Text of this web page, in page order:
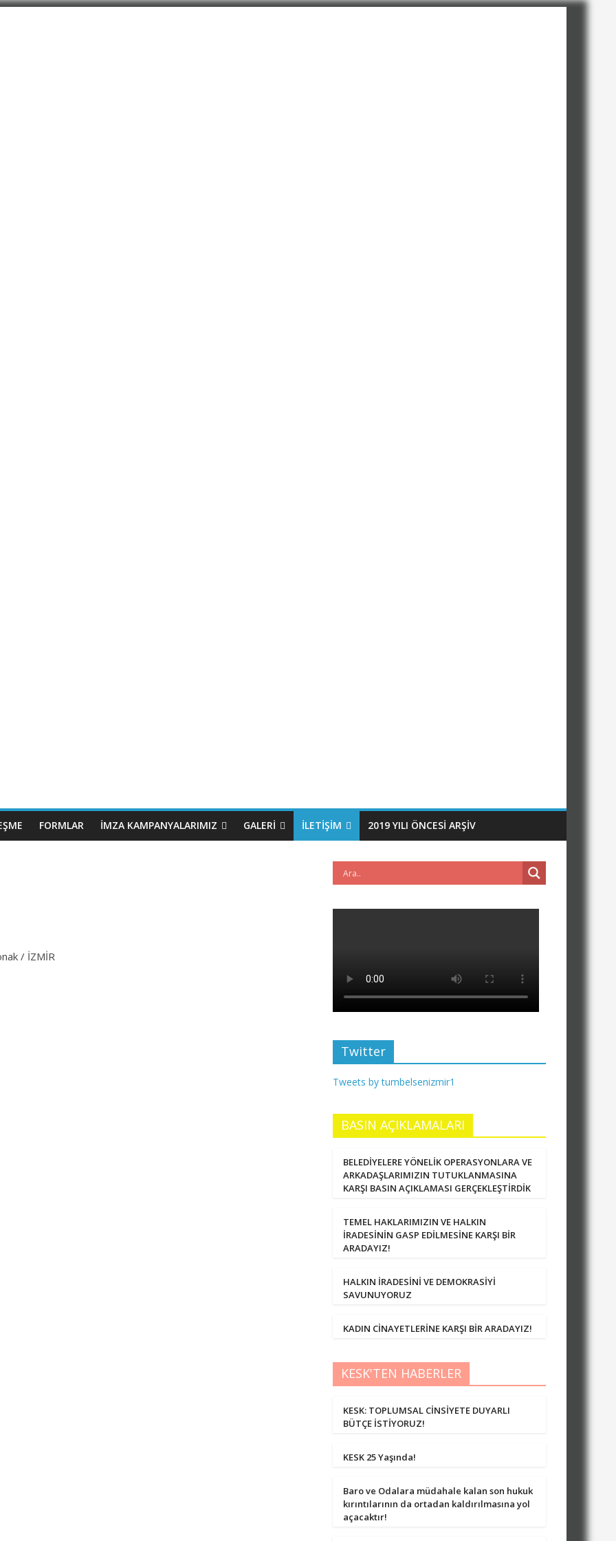
FORMLAR İMZA KAMPANYALARIMIZ GALERI İLETIŞIM 2019 YILI ÖNCESI ARŞIV
/ İZMİR
Twitter
Tweets by tumbelsenizmir1
BASIN AÇIKLAMALARI
BELEDİYELERE YÖNELİK OPERASYONLARA VE
ARKADAŞLARIMIZIN TUTUKLANMASINA
KARŞI BASIN AÇIKLAMASI GERÇEKLEŞTİRDİK
TEMEL HAKLARIMIZIN VE HALKIN
İRADESİNİN GASP EDİLMESİNE KARŞI BİR
ARADAYIZ!
HALKIN İRADESİNİ VE DEMOKRASİYİ
SAVUNUYORUZ
KADIN CİNAYETLERİNE KARŞI BİR ARADAYIZ!
KESK'TEN HABERLER
KESK: TOPLUMSAL CİNSİYETE DUYARLI
BÜTÇE İSTİYORUZ!
KESK 25 Yaşında!
Baro ve Odalara müdahale kalan son hukuk
kırıntılarının da ortadan kaldırılmasına yol
açacaktır!